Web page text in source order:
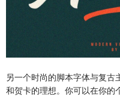
另一个时尚的脚本字体与复古
和贺卡的理想。你可以在你的